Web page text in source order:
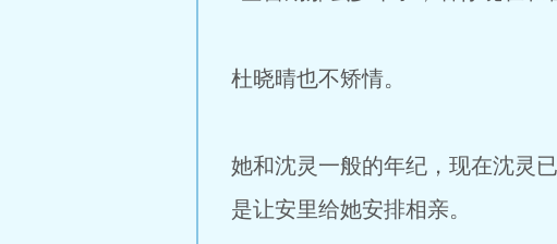
杜晓晴也不矫情。
她和沈灵一般的年纪，现在沈灵
是让安里给她安排相亲。